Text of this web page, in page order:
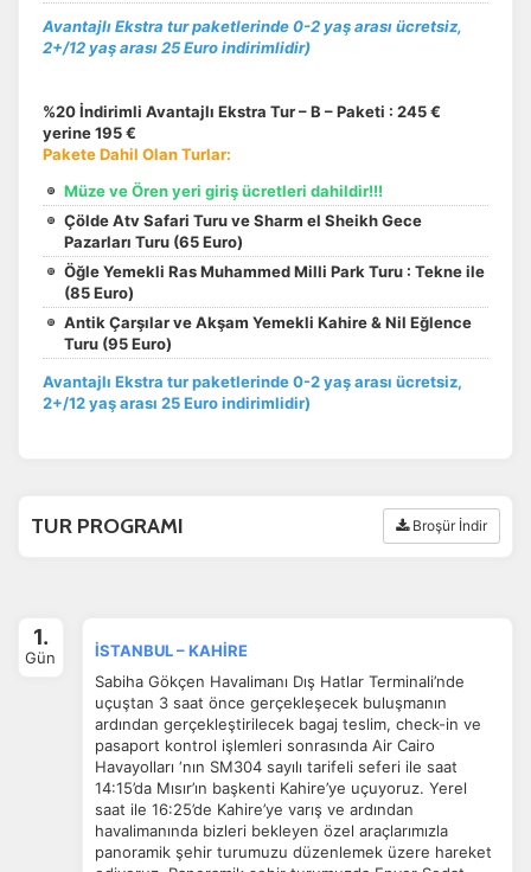
Avantajlı Ekstra tur paketlerinde 0-2 yaş arası ücretsiz,
2+/12 yaş arası 25 Euro indirimlidir)
%20 İndirimli Avantajlı Ekstra Tur – B – Paketi : 245 €
yerine 195 €
Pakete Dahil Olan Turlar:
Müze ve Ören yeri giriş ücretleri dahildir!!!
Çölde Atv Safari Turu ve Sharm el Sheikh Gece
Pazarları Turu (65 Euro)
Öğle Yemekli Ras Muhammed Milli Park Turu : Tekne ile
(85 Euro)
Antik Çarşılar ve Akşam Yemekli Kahire & Nil Eğlence
Turu (95 Euro)
Avantajlı Ekstra tur paketlerinde 0-2 yaş arası ücretsiz,
2+/12 yaş arası 25 Euro indirimlidir)
TUR PROGRAMI Broşür İndir
1.
Gün
İSTANBUL – KAHİRE
Sabiha Gökçen Havalimanı Dış Hatlar Terminali’nde
uçuştan 3 saat önce gerçekleşecek buluşmanın
ardından gerçekleştirilecek bagaj teslim, check-in ve
pasaport kontrol işlemleri sonrasında Air Cairo
Havayolları ‘nın SM304 sayılı tarifeli seferi ile saat
14:15’da Mısır’ın başkenti Kahire’ye uçuyoruz. Yerel
saat ile 16:25’de Kahire’ye varış ve ardından
havalimanında bizleri bekleyen özel araçlarımızla
panoramik şehir turumuzu düzenlemek üzere hareket